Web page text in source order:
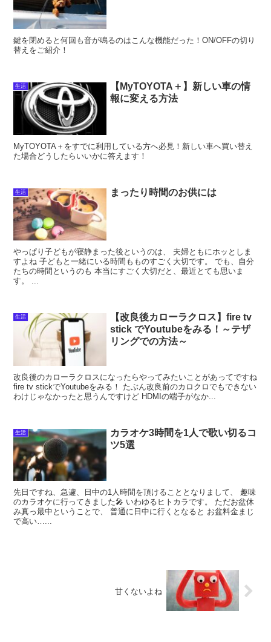
鍵を閉めると何回も音が鳴るのはこんな機能だった！ON/OFFの切り
替えをご紹介！
生活
【MyTOYOTA＋】新しい車の情
報に変える方法
MyTOYOTA＋をすでに利用している方へ必見！新しい車へ買い替え
た場合どうしたらいいかに答えます！
生活 まったり時間のお供には
やっぱり子どもが寝静まった後というのは、 夫婦ともにホッとしま
すよね 子どもと一緒にいる時間もものすごく大切です。 でも、自分
たちの時間というのも 本当にすごく大切だと、最近とても思いま
す。 ...
生活
【改良後カローラクロス】fire tv
stick でYoutubeをみる！～テザ
リングでの方法～
改良後のカローラクロスになったらやってみたいことがあってですね
fire tv stickでYoutubeをみる！ たぶん改良前のカロクロでもできない
わけじゃなかったと思うんですけど HDMIの端子がなか...
生活
カラオケ3時間を1人で歌い切るコ
ツ5選
先日ですね、急遽、日中の1人時間を頂けることとなりまして、 趣味
のカラオケに行ってきました🎤 いわゆるヒトカラです。 ただお盆休
み真っ最中ということで、 普通に日中に行くとなると お盆料金まじ
で高い…...
甘くないよね